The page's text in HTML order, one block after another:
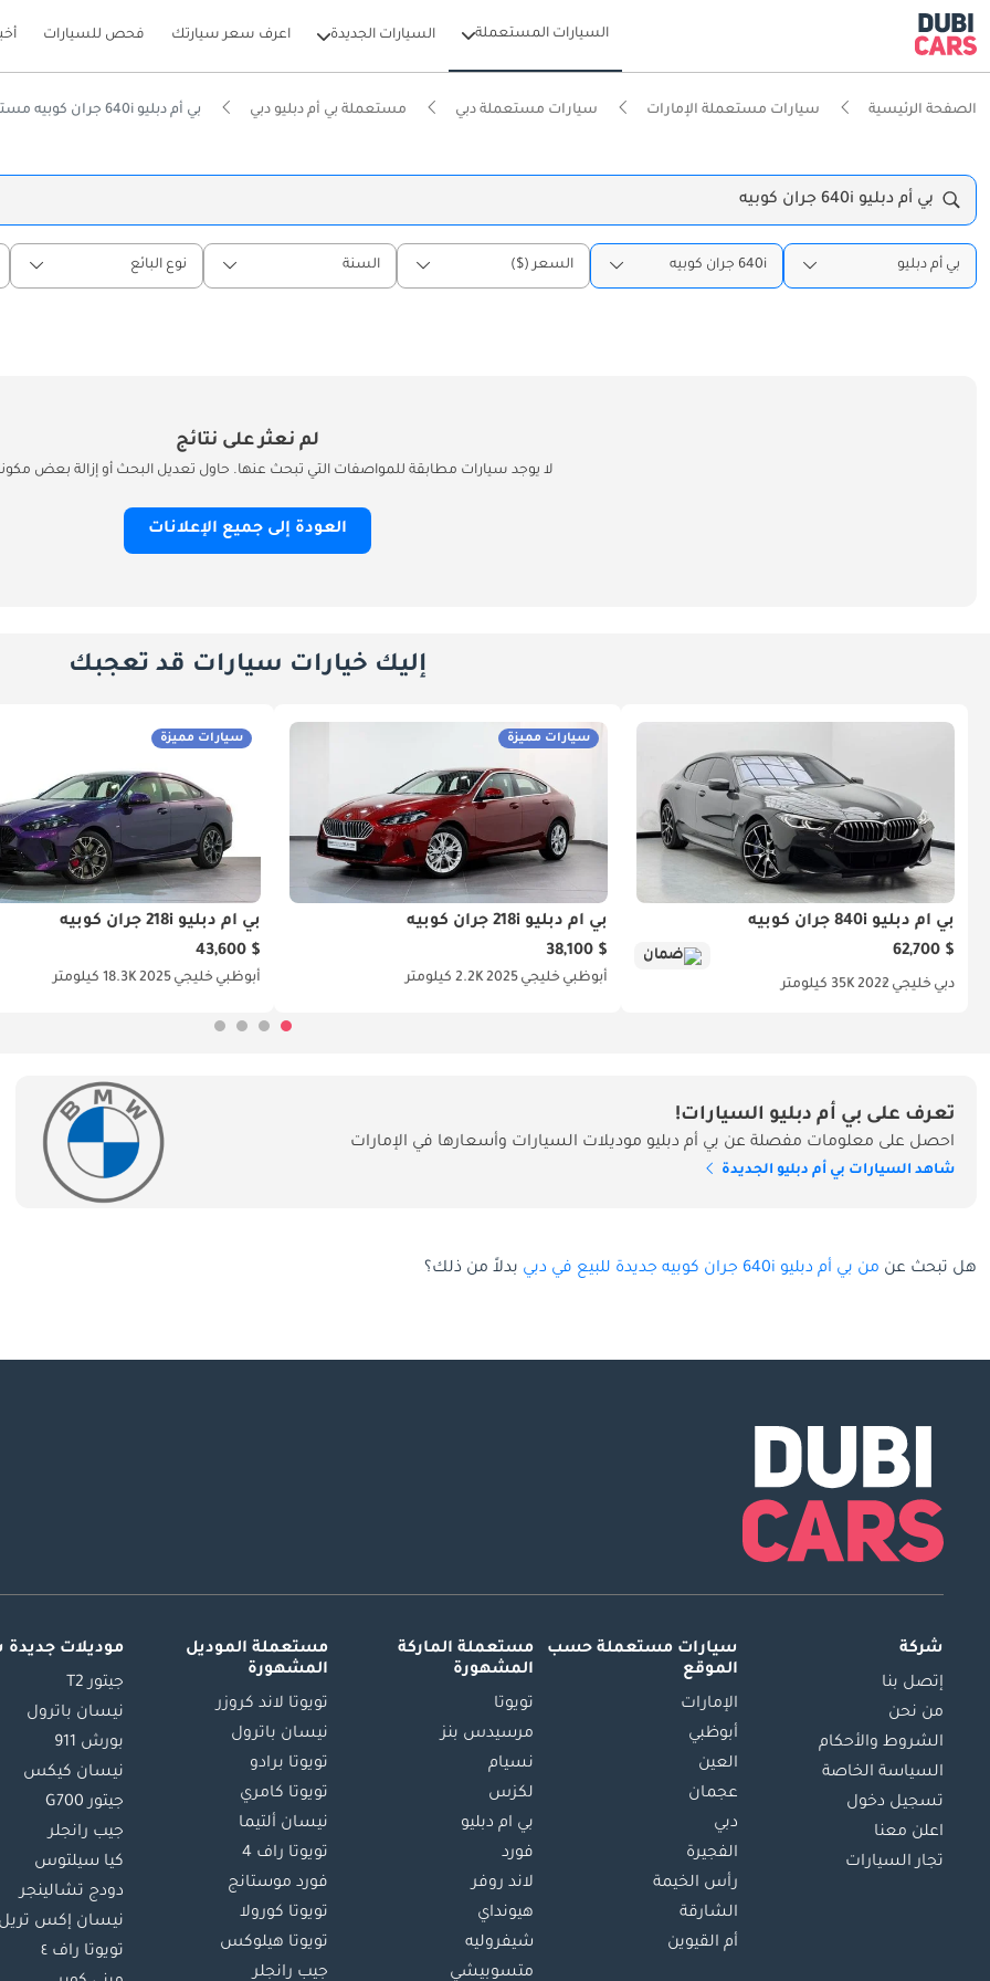
السيارات المستعملة السيارات الجديدة اعرف سعر سيارتك فحص للسيارات
الصفحة الرئيسية سيارات مستعملة الإمارات سيارات مستعملة دبي مستعملة بي أم دبليو دبي بي أم دبليو 640i جران كوبيه مستعملة في دبي
بي أم دبليو 640i جران كوبيه
بي أم دبليو 640i جران كوبيه السعر ($) السنة نوع البائع
لم نعثر على نتائج
لا يوجد سيارات مطابقة للمواصفات التي تبحث عنها. حاول تعديل البحث أو إزالة بعض
العودة إلى جميع الإعلانات
إليك خيارات سيارات قد تعجبك
بي أم دبليو 840i جران كوبيه
$ 62,700
ضمان
دبي خليجي 202235K كيلومتر
سيارات مميزة
بي أم دبليو 218i جران كوبيه
$ 38,100
أبوظبي خليجي 20252.2K كيلومتر
سيارات مميزة
بي أم دبليو 218i جران كوبيه
$ 43,600
أبوظبي خليجي 202518.3K كيلومتر
تعرف على بي أم دبليو السيارات!
احصل على معلومات مفصلة عن بي أم دبليو موديلات السيارات وأسعارها في الإمارات
شاهد السيارات بي أم دبليو الجديدة
هل تبحث عن من بي أم دبليو 640i جران كوبيه جديدة للبيع في دبي بدلاً من ذلك؟
شركة
إتصل بنا
من نحن
الشروط والأحكام
السياسة الخاصة
تسجيل دخول
اعلن معنا
تجار السيارات
سيارات مستعملة حسب
الموقع
الإمارات
أبوظبي
العين
عجمان
دبي
الفجيرة
رأس الخيمة
الشارقة
أم القيوين
مستعملة الماركة
المشهورة
تويوتا
مرسيدس بنز
نسيام
لكزس
بي ام دبليو
فورد
لاند روفر
هيونداي
شيفروليه
متسوبيشي
مستعملة الموديل
المشهورة
تويوتا لاند كروزر
نيسان باترول
تويوتا برادو
تويوتا كامري
نيسان ألتيما
تويوتا راف 4
فورد موستانج
تويوتا كورولا
تويوتا هيلوكس
جيب رانجلر
موديلات
جيتور T2
نيسان باترول
بورش 911
نيسان كيكس
جيتور G700
جيب رانجلر
كيا سيلتوس
دودج تشالينجر
نيسان إكس تريل
تويوتا راف ٤